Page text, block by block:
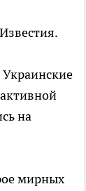
на
мирных